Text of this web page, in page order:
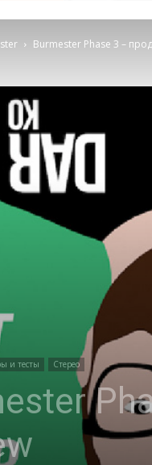
Burmester Phase 3 –
и тесты Стерео